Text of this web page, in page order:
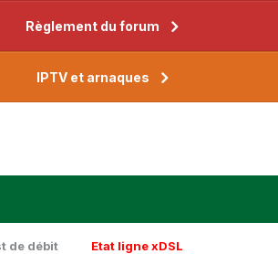
Règlement du forum
IPTV et arnaques
de débit Etat ligne xDSL